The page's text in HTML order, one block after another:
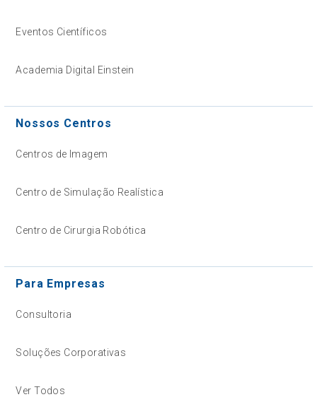
Eventos Científicos
Academia Digital Einstein
Nossos Centros
Centros de Imagem
Centro de Simulação Realística
Centro de Cirurgia Robótica
Para Empresas
Consultoria
Soluções Corporativas
Ver Todos